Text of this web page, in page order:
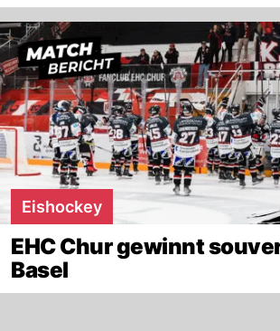
Eishockey
EHC Chur gewinnt
Basel